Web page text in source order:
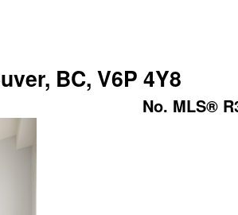
BC, V6P 4Y8
No. MLS®